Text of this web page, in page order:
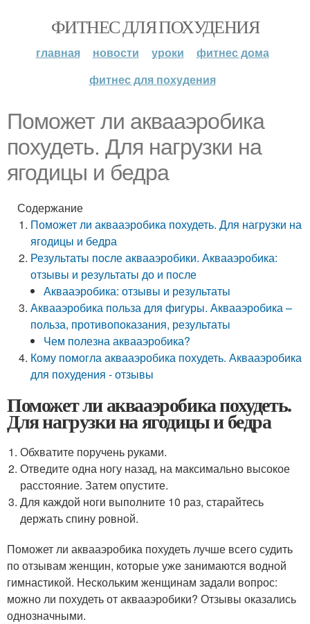
ФИТНЕС ДЛЯ ПОХУДЕНИЯ
главная новости уроки
фитнес дома
фитнес для похудения
Поможет ли аквааэробика
похудеть. Для нагрузки на
ягодицы и бедра
Содержание
Поможет ли аквааэробика похудеть. Для нагрузки на
ягодицы и бедра
Результаты после аквааэробики. Аквааэробика:
отзывы и результаты до и после
Аквааэробика: отзывы и результаты
Аквааэробика польза для фигуры. Аквааэробика –
польза, противопоказания, результаты
Чем полезна аквааэробика?
Кому помогла аквааэробика похудеть. Аквааэробика
для похудения - отзывы
Поможет ли аквааэробика похудеть.
Для нагрузки на ягодицы и бедра
Обхватите поручень руками.
Отведите одна ногу назад, на максимально высокое
расстояние. Затем опустите.
Для каждой ноги выполните 10 раз, старайтесь
держать спину ровной.
Поможет ли аквааэробика похудеть лучше всего судить
по отзывам женщин, которые уже занимаются водной
гимнастикой. Нескольким женщинам задали вопрос:
можно ли похудеть от аквааэробики? Отзывы оказались
однозначными.